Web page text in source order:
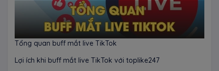
Tổng quan buff mắt live TikTok
Lợi ích khi buff mắt live TikTok với toplike247